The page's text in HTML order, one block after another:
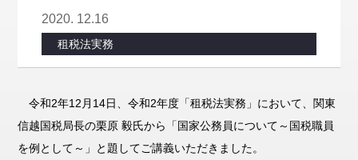
2020. 12.16
租税法実務
令和2年12月14日、令和2年度「租税法実務」において、関東
信越国税局長の栗原 毅氏から「国家公務員について～国税職員
を例として～」と題してご講義いただきました。